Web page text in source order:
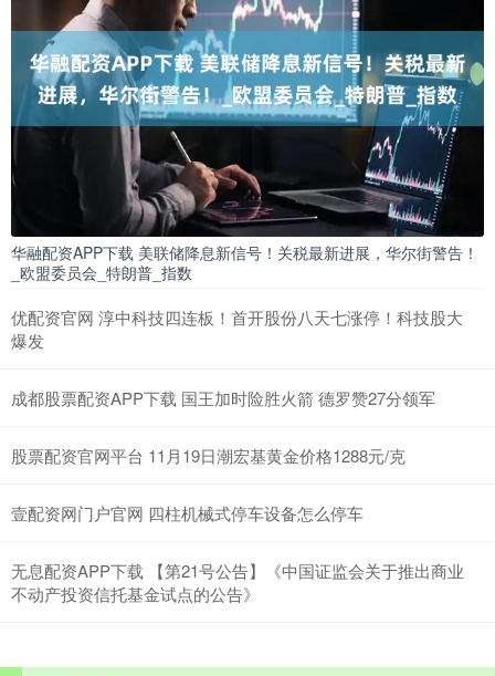
华融配资APP下载 美联储降息新信号！关税最新进展，华尔街警告！
_欧盟委员会_特朗普_指数
优配资官网 淳中科技四连板！首开股份八天七涨停！科技股大
爆发
成都股票配资APP下载 国王加时险胜火箭 德罗赞27分领军
股票配资官网平台 11月19日潮宏基黄金价格1288元/克
壹配资网门户官网 四柱机械式停车设备怎么停车
无息配资APP下载 【第21号公告】《中国证监会关于推出商业
不动产投资信托基金试点的公告》